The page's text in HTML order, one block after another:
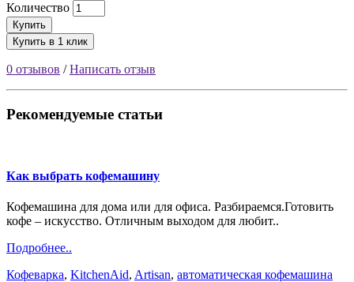
Количество
Купить
Купить в 1 клик
0 отзывов /Написать отзыв
Рекомендуемые статьи
Как выбрать кофемашину
Кофемашина для дома или для офиса. Разбираемся.Готовить
кофе – искусство. Отличным выходом для любит..
Подробнее..
Кофеварка, KitchenAid, Artisan, автоматическая кофемашина